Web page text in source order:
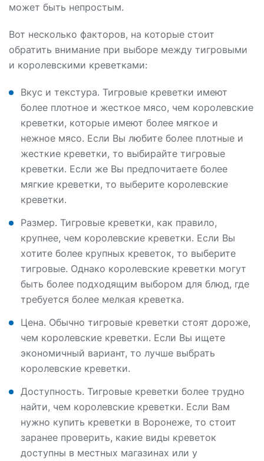
может быть непростым.
Вот несколько факторов, на которые стоит
обратить внимание при выборе между тигровыми
и королевскими креветками:
Вкус и текстура. Тигровые креветки имеют
более плотное и жесткое мясо, чем королевские
креветки, которые имеют более мягкое и
нежное мясо. Если Вы любите более плотные и
жесткие креветки, то выбирайте тигровые
креветки. Если же Вы предпочитаете более
мягкие креветки, то выберите королевские
креветки.
Размер. Тигровые креветки, как правило,
крупнее, чем королевские креветки. Если Вы
хотите более крупных креветок, то выберите
тигровые. Однако королевские креветки могут
быть более подходящим выбором для блюд, где
требуется более мелкая креветка.
Цена. Обычно тигровые креветки стоят дороже,
чем королевские креветки. Если Вы ищете
экономичный вариант, то лучше выбрать
королевские креветки.
Доступность. Тигровые креветки более трудно
найти, чем королевские креветки. Если Вам
нужно купить креветки в Воронеже, то стоит
заранее проверить, какие виды креветок
доступны в местных магазинах или у